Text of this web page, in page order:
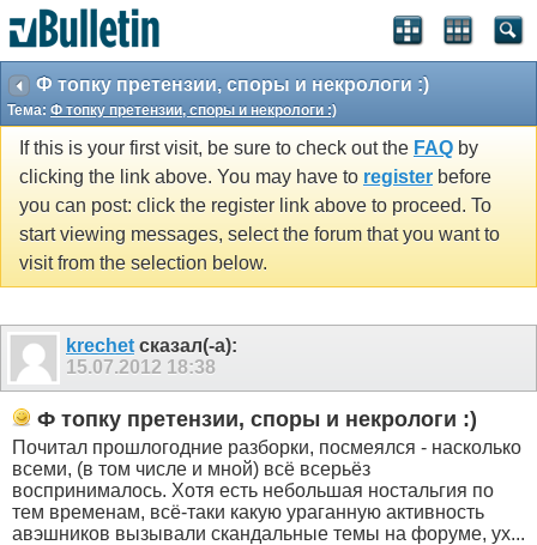
Ф топку претензии, споры и некрологи :)
Тема: Ф топку претензии, споры и некрологи :)
If this is your first visit, be sure to check out the FAQ by
clicking the link above. You may have to register before
you can post: click the register link above to proceed. To
start viewing messages, select the forum that you want to
visit from the selection below.
krechet сказал(-а):
15.07.2012 18:38
Ф топку претензии, споры и некрологи :)
Почитал прошлогодние разборки, посмеялся - насколько
всеми, (в том числе и мной) всё всерьёз
воспринималось. Хотя есть небольшая ностальгия по
тем временам, всё-таки какую ураганную активность
авэшников вызывали скандальные темы на форуме, ух...